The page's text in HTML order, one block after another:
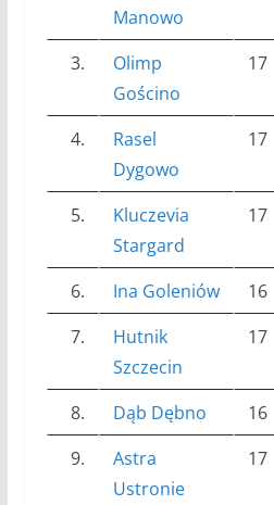
Manowo
3.
Olimp
Gościno
17
4.
Rasel
Dygowo
17
5.
Kluczevia
Stargard
17
6. Ina Goleniów 16
7.
Hutnik
Szczecin
17
8. Dąb Dębno 16
9.
Astra
Ustronie
17